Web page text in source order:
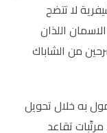
لا تتضح
و(الأمن2)، هما الاسمان اللذان
من الشاباك
به خلال تحويل
تقاعد